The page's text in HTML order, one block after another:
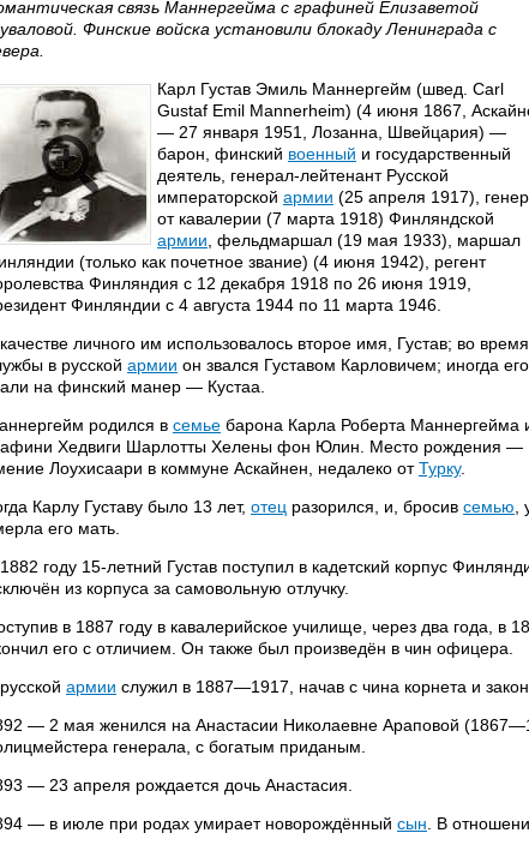
связь Маннергейма с графиней Елизаветой
Финские войска установили блокаду Ленинграда с
Карл Густав Эмиль Маннергейм (швед. Carl
Gustaf Emil Mannerheim) (4 июня 1867,
— 27 января 1951, Лозанна, Швейцария) —
барон, финский военный и государственный
деятель, генерал-лейтенант Русской
императорской армии (25 апреля 1917),
от кавалерии (7 марта 1918) Финляндской
армии , фельдмаршал (19 мая 1933), маршал
(только как почетное звание) (4 июня 1942), регент
Финляндия с 12 декабря 1918 по 26 июня 1919,
Финляндии с 4 августа 1944 по 11 марта 1946.
личного им использовалось второе имя, Густав; во время
в русской армии он звался Густавом Карловичем; иногда его
на финский манер — Кустаа.
родился в семье барона Карла Роберта Маннергейма
Хедвиги Шарлотты Хелены фон Юлин. Место рождения —
Лоухисаари в коммуне Аскайнен, недалеко отТурку.
Карлу Густаву было 13 лет, отец разорился, и, бросив семью
его мать.
году 15-летний Густав поступил в кадетский корпус
из корпуса за самовольную отлучку.
в 1887 году в кавалерийское училище, через два года, в
его с отличием. Он также был произведён в чин офицера.
армии служил в 1887—1917, начав с чина корнета и
— 2 мая женился на Анастасии Николаевне Араповой
генерала, с богатым приданым.
— 23 апреля рождается дочь Анастасия.
— в июле при родах умирает новорождённый сын . В